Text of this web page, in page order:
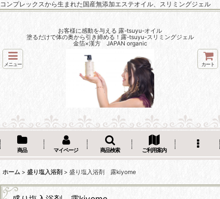
コンプレックスから生まれた国産無添加エステオイル、スリミングジェル
お客様に感動を与える 露-tsuyu-オイル
塗るだけで体の奥から引き締める！露-tsuyu-スリミングジェル
金箔×漢方 JAPAN organic
メニュー カート
商品 マイページ 商品検索 ご利用案内
ホーム > 盛り塩入浴剤 > 盛り塩入浴剤 露kiyome